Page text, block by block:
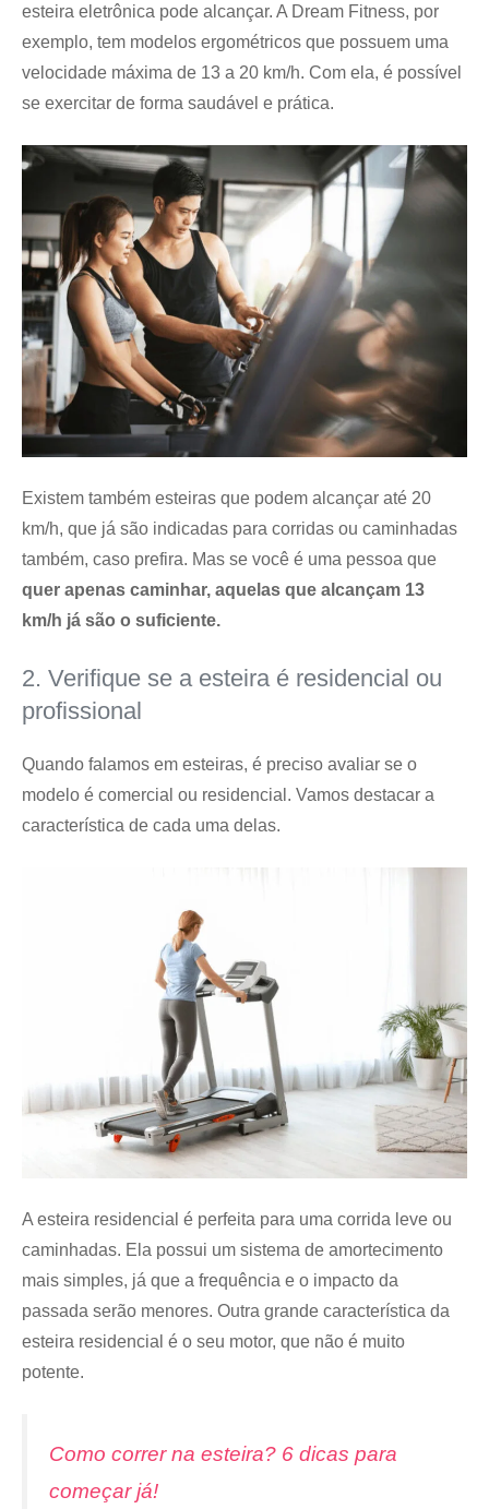
esteira eletrônica pode alcançar. A Dream Fitness, por
exemplo, tem modelos ergométricos que possuem uma
velocidade máxima de 13 a 20 km/h. Com ela, é possível
se exercitar de forma saudável e prática.
Existem também esteiras que podem alcançar até 20
km/h, que já são indicadas para corridas ou caminhadas
também, caso prefira. Mas se você é uma pessoa que
quer apenas caminhar, aquelas que alcançam 13
km/h já são o suficiente.
2. Verifique se a esteira é residencial ou
profissional
Quando falamos em esteiras, é preciso avaliar se o
modelo é comercial ou residencial. Vamos destacar a
característica de cada uma delas.
A esteira residencial é perfeita para uma corrida leve ou
caminhadas. Ela possui um sistema de amortecimento
mais simples, já que a frequência e o impacto da
passada serão menores. Outra grande característica da
esteira residencial é o seu motor, que não é muito
potente.
Como correr na esteira? 6 dicas para
começar já!